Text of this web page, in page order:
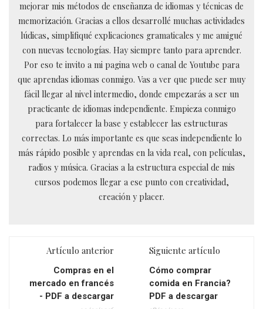
mejorar mis métodos de enseñanza de idiomas y técnicas de
memorización. Gracias a ellos desarrollé muchas actividades
lúdicas, simplifiqué explicaciones gramaticales y me amigué
con nuevas tecnologías. Hay siempre tanto para aprender.
Por eso te invito a mi pagina web o canal de Youtube para
que aprendas idiomas conmigo. Vas a ver que puede ser muy
fácil llegar al nivel intermedio, donde empezarás a ser un
practicante de idiomas independiente. Empieza conmigo
para fortalecer la base y establecer las estructuras
correctas. Lo más importante es que seas independiente lo
más rápido posible y aprendas en la vida real, con películas,
radios y música. Gracias a la estructura especial de mis
cursos podemos llegar a ese punto con creatividad,
creación y placer.
Artículo anterior
Compras en el
mercado en francés
- PDF a descargar
Siguiente artículo
Cómo comprar
comida en Francia?
PDF a descargar